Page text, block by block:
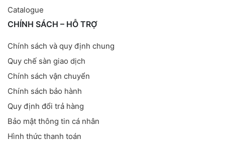
Catalogue
CHÍNH SÁCH – HỖ TRỢ
Chính sách và quy định chung
Quy chế sàn giao dịch
Chính sách vận chuyển
Chính sách bảo hành
Quy định đổi trả hàng
Bảo mật thông tin cá nhân
Hình thức thanh toán